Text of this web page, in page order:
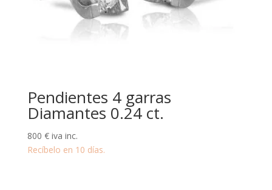
Pendientes 4 garras
Diamantes 0.24 ct.
800 € iva inc.
Recíbelo en 10 días.